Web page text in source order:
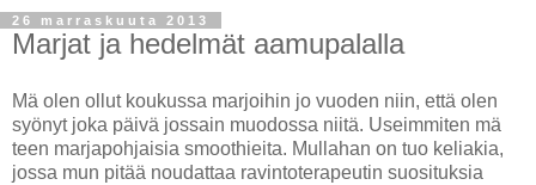
26 marraskuuta 2013
Marjat ja hedelmät aamupalalla
Mä olen ollut koukussa marjoihin jo vuoden niin, että olen
syönyt joka päivä jossain muodossa niitä. Useimmiten mä
teen marjapohjaisia smoothieita. Mullahan on tuo keliakia,
jossa mun pitää noudattaa ravintoterapeutin suosituksia